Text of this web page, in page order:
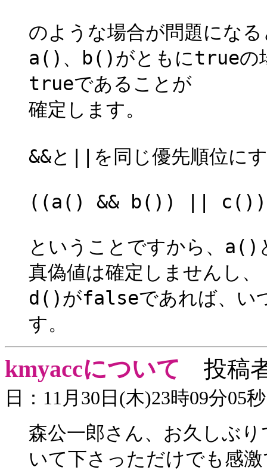
のような場合が問題にな
a()、b()がともにtrueの
trueであることが
確定します。
&&と||を同じ優先順位に
((a() && b()) || c())
ということですから、
真偽値は確定しませんし、
d()がfalseであれば、い
す。
kmyaccについて 投稿
日：11月30日(木)23時09分05秒
森公一郎さん、お久しぶ
いて下さっただけでも感